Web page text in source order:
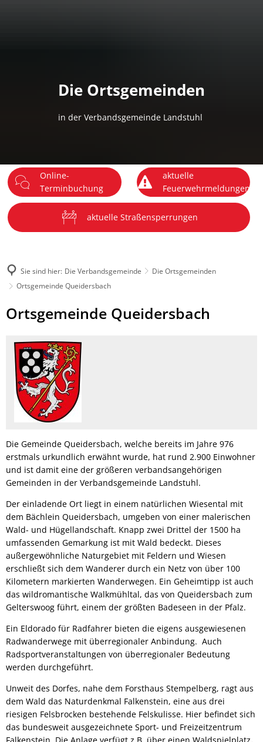
Die Ortsgemeinden
in der Verbandsgemeinde Landstuhl
Online-
Terminbuchung
aktuelle
Feuerwehrmeldungen
aktuelle Straßensperrungen
Sie sind hier: Die Verbandsgemeinde
Die Ortsgemeinden
Ortsgemeinde Queidersbach
Ortsgemeinde
Ortsgemeinde Queidersbach
Die Gemeinde Queidersbach, welche bereits im Jahre 976
erstmals urkundlich erwähnt wurde, hat rund 2.900 Einwohner
und ist damit eine der größeren verbandsangehörigen
Gemeinden in der Verbandsgemeinde Landstuhl.
Der einladende Ort liegt in einem natürlichen Wiesental mit
dem Bächlein Queidersbach, umgeben von einer malerischen
Wald- und Hügellandschaft. Knapp zwei Drittel der 1500 ha
umfassenden Gemarkung ist mit Wald bedeckt. Dieses
außergewöhnliche Naturgebiet mit Feldern und Wiesen
erschließt sich dem Wanderer durch ein Netz von über 100
Kilometern markierten Wanderwegen. Ein Geheimtipp ist auch
das wildromantische Walkmühltal, das von Queidersbach zum
Gelterswoog führt, einem der größten Badeseen in der Pfalz.
Ein Eldorado für Radfahrer bieten die eigens ausgewiesenen
Radwanderwege mit überregionaler Anbindung. Auch
Radsportveranstaltungen von überregionaler Bedeutung
werden durchgeführt.
Unweit des Dorfes, nahe dem Forsthaus Stempelberg, ragt aus
dem Wald das Naturdenkmal Falkenstein, eine aus drei
riesigen Felsbrocken bestehende Felskulisse. Hier befindet sich
das bundesweit ausgezeichnete Sport- und Freizeitzentrum